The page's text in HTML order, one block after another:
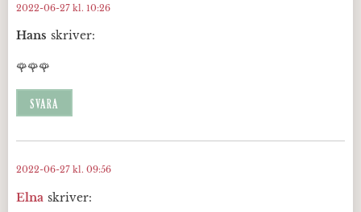
Hans skriver:
2022-06-27 kl. 10:26
🌹🌹🌹
SVARA
Elna skriver:
2022-06-27 kl. 09:56